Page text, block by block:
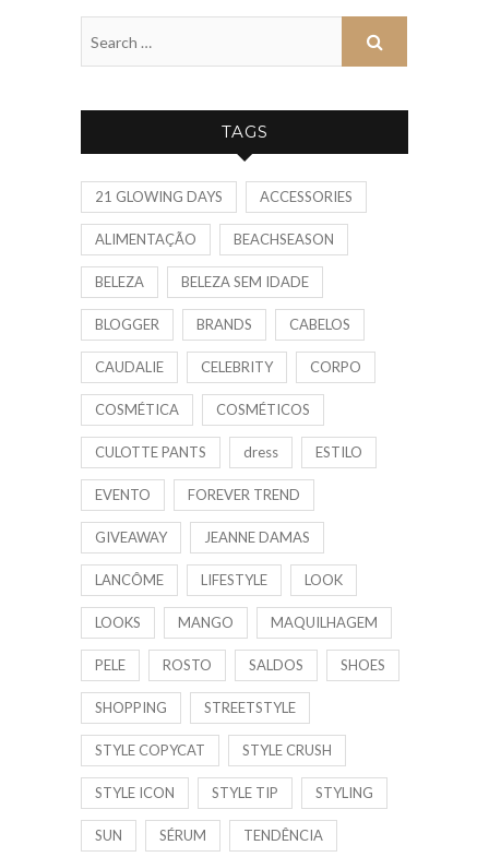
TAGS
21 GLOWING DAYS ACCESSORIES
ALIMENTAÇÃO BEACHSEASON
BELEZA BELEZA SEM IDADE
BLOGGER BRANDS CABELOS
CAUDALIE CELEBRITY CORPO
COSMÉTICA COSMÉTICOS
CULOTTE PANTS dress ESTILO
EVENTO FOREVER TREND
GIVEAWAY JEANNE DAMAS
LANCÔME LIFESTYLE LOOK
LOOKS MANGO MAQUILHAGEM
PELE ROSTO SALDOS SHOES
SHOPPING STREETSTYLE
STYLE COPYCAT STYLE CRUSH
STYLE ICON STYLE TIP STYLING
SUN SÉRUM TENDÊNCIA